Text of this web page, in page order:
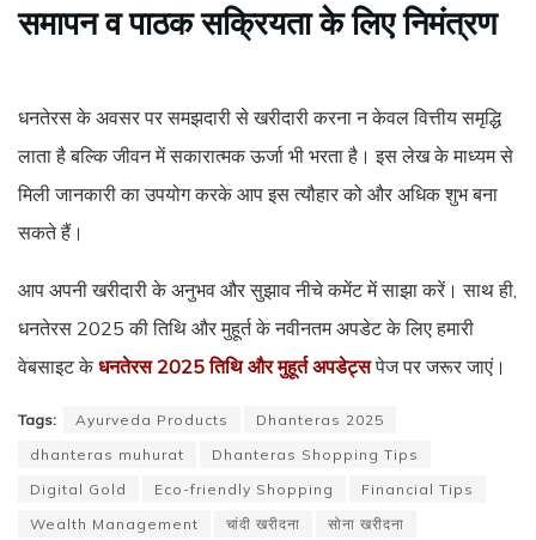
समापन व पाठक सक्रियता के लिए निमंत्रण
धनतेरस के अवसर पर समझदारी से खरीदारी करना न केवल वित्तीय समृद्धि
लाता है बल्कि जीवन में सकारात्मक ऊर्जा भी भरता है। इस लेख के माध्यम से
मिली जानकारी का उपयोग करके आप इस त्यौहार को और अधिक शुभ बना
सकते हैं।
आप अपनी खरीदारी के अनुभव और सुझाव नीचे कमेंट में साझा करें। साथ ही,
धनतेरस 2025 की तिथि और मुहूर्त के नवीनतम अपडेट के लिए हमारी
वेबसाइट केधनतेरस 2025 तिथि और मुहूर्त अपडेट्सपेज पर जरूर जाएं।
Tags: Ayurveda Products
Dhanteras 2025
dhanteras muhurat
Dhanteras Shopping Tips
Digital Gold
Eco-friendly Shopping
Financial Tips
Wealth Management
चांदी खरीदना सोना खरीदना